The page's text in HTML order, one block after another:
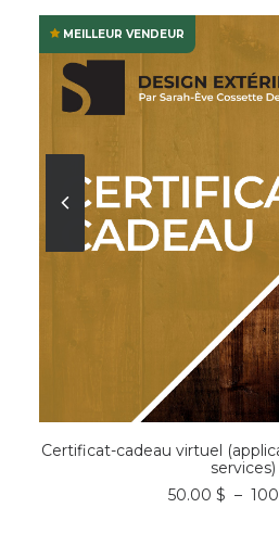
MEILLEUR VENDEUR
SÉLECTION DU
Certificat-cadeau virtuel
services)
50.00 $ –